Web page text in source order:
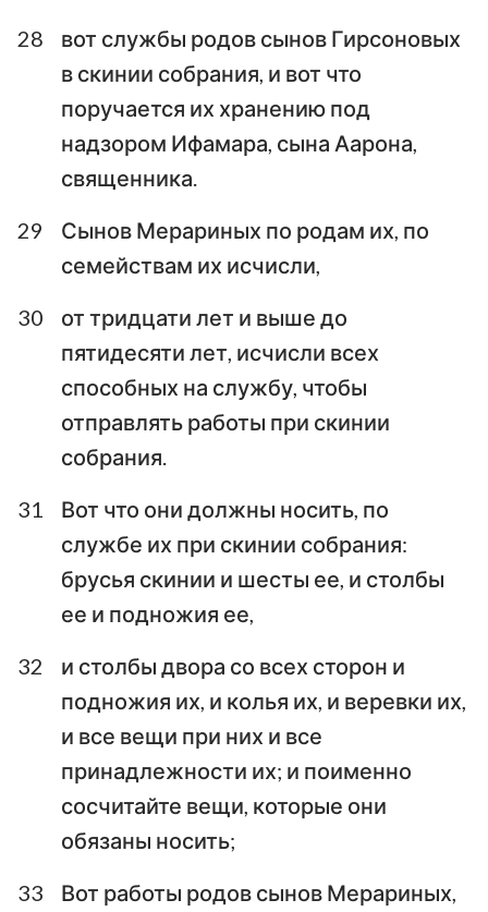
1 2 3
8
9 10 11 12 13
14
15
16 17 18 19
22
23 24 25 26
29
30 31 32 33 34
36
28
вот службы родов сынов Гирсоновых
в скинии собрания, и вот что
поручается их хранению под
надзором Ифамара, сына Аарона,
священника.
29
Сынов Мерариных по родам их, по
семействам их исчисли,
30
от тридцати лет и выше до
пятидесяти лет, исчисли всех
способных на службу, чтобы
отправлять работы при скинии
собрания.
31
Вот что они должны носить, по
службе их при скинии собрания:
брусья скинии и шесты ее, и столбы
ее и подножия ее,
32
и столбы двора со всех сторон и
подножия их, и колья их, и веревки их,
и все вещи при них и все
принадлежности их; и поименно
сосчитайте вещи, которые они
обязаны носить;
33
Вот работы родов сынов Мерариных,